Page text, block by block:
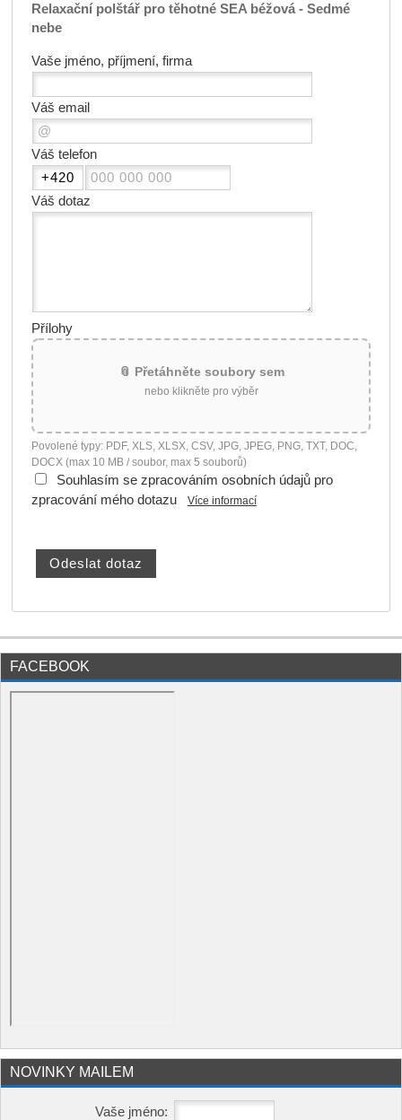
Relaxační polštář pro těhotné SEA béžová - Sedmé
nebe
Vaše jméno, příjmení, firma
Váš email
Váš telefon
Váš dotaz
Přílohy
📎 Přetáhněte soubory sem
nebo klikněte pro výběr
Povolené typy: PDF, XLS, XLSX, CSV, JPG, JPEG, PNG, TXT, DOC,
DOCX (max 10 MB / soubor, max 5 souborů)
Souhlasím se zpracováním osobních údajů pro
zpracování mého dotazu
Více informací
FACEBOOK
NOVINKY MAILEM
Vaše jméno: